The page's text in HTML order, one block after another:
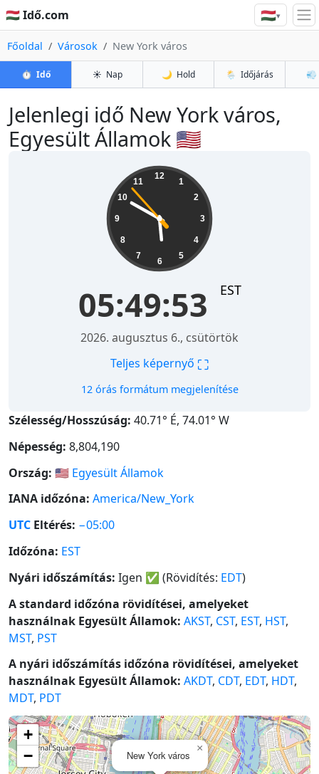
🇭🇺 Idő.com 🇭🇺▾
Főoldal Városok New York város
⏱️ Idő ☀️ Nap 🌙 Hold 🌦️ Időjárás 💨
Jelenlegi idő New York város,
Egyesült Államok 🇺🇸
12
1
2
3
4
5
6
7
8
9
10
11
05:49:53 EST
2026. augusztus 6., csütörtök
Teljes képernyő ⛶
12 órás formátum megjelenítése
Szélesség/Hosszúság: 40.71° É, 74.01° W
Népesség: 8,804,190
Ország: 🇺🇸 Egyesült Államok
IANA időzóna: America/New_York
UTC Eltérés: −05:00
Időzóna: EST
Nyári időszámítás: Igen ✅ (Rövidítés: EDT)
A standard időzóna rövidítései, amelyeket
használnak Egyesült Államok: AKST, CST, EST, HST,
MST, PST
A nyári időszámítás időzóna rövidítései, amelyeket
használnak Egyesült Államok: AKDT, CDT, EDT, HDT,
MDT, PDT
New York város
×
+
−